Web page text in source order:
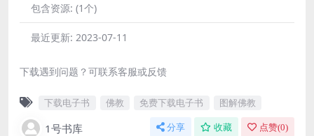
包含资源: (1个)
最近更新: 2023-07-11
下载遇到问题？可联系客服或反馈
下载电子书 佛教 免费下载电子书 图解佛教
1号书库 分享 收藏 点赞(0)